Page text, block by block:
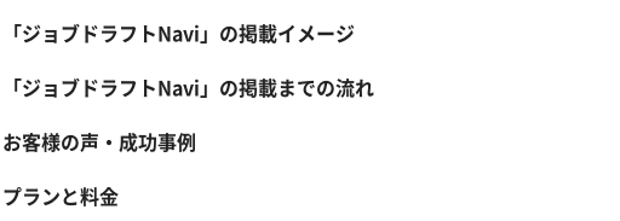
「ジョブドラフトNavi」の掲載イメージ
「ジョブドラフトNavi」の掲載までの流れ
お客様の声・成功事例
プランと料金